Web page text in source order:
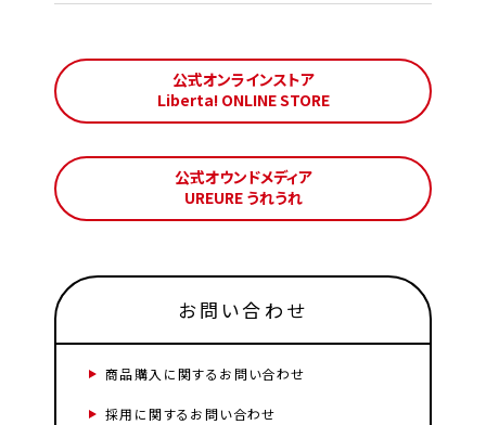
公式オンラインストア
Liberta! ONLINE STORE
公式オウンドメディア
UREURE うれうれ
お問い合わせ
商品購入に関するお問い合わせ
採用に関するお問い合わせ